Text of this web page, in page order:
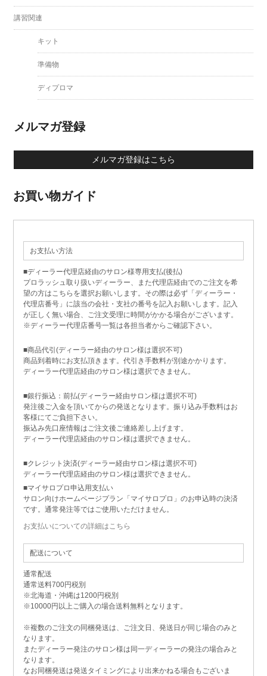
講習関連
キット
準備物
ディプロマ
メルマガ登録
メルマガ登録はこちら
お買い物ガイド
お支払い方法
■ディーラー代理店経由のサロン様専用支払(後払)
プロラッシュ取り扱いディーラー、また代理店経由でのご注文を希
望の方はこちらを選択お願いします。その際は必ず「ディーラー・
代理店番号」に該当の会社・支社の番号を記入お願いします。記入
が正しく無い場合、ご注文受理に時間がかかる場合がございます。
※ディーラー代理店番号一覧は各担当者からご確認下さい。
■商品代引(ディーラー経由のサロン様は選択不可)
商品到着時にお支払頂きます。代引き手数料が別途かかります。
ディーラー代理店経由のサロン様は選択できません。
■銀行振込：前払(ディーラー経由サロン様は選択不可)
発注後ご入金を頂いてからの発送となります。振り込み手数料はお
客様にてご負担下さい。
振込み先口座情報はご注文後ご連絡差し上げます。
ディーラー代理店経由のサロン様は選択できません。
■クレジット決済(ディーラー経由サロン様は選択不可)
ディーラー代理店経由のサロン様は選択できません。
■マイサロプロ申込用支払い
サロン向けホームページプラン「マイサロプロ」のお申込時の決済
です。通常発注等ではご使用いただけません。
お支払いについての詳細はこちら
配送について
通常配送
通常送料700円税別
※北海道・沖縄は1200円税別
※10000円以上ご購入の場合送料無料となります。
※複数のご注文の同梱発送は、ご注文日、発送日が同じ場合のみと
なります。
またディーラー発注のサロン様は同一ディーラーの発注の場合みと
なります。
なお同梱発送は発送タイミングにより出来かねる場合もございま